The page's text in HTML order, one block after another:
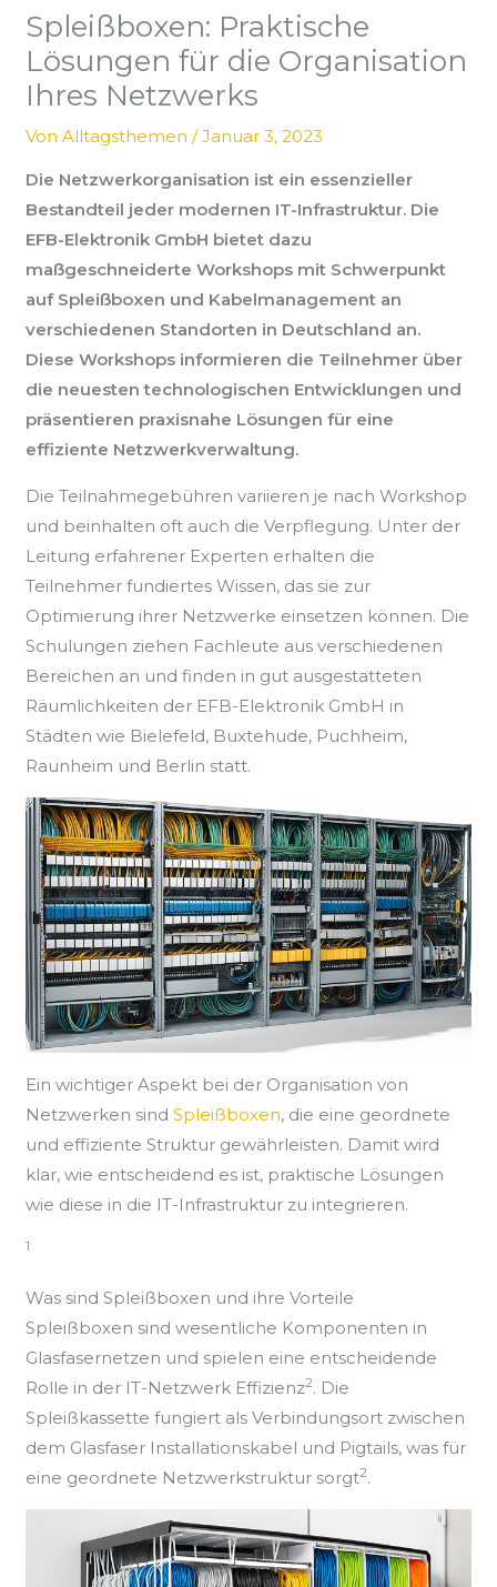
Spleißboxen: Praktische
Lösungen für die Organisation
Ihres Netzwerks
VonAlltagsthemen/Januar 3, 2023
Die Netzwerkorganisation ist ein essenzieller
Bestandteil jeder modernen IT-Infrastruktur. Die
EFB-Elektronik GmbH bietet dazu
maßgeschneiderte Workshops mit Schwerpunkt
auf Spleißboxen und Kabelmanagement an
verschiedenen Standorten in Deutschland an.
Diese Workshops informieren die Teilnehmer über
die neuesten technologischen Entwicklungen und
präsentieren praxisnahe Lösungen für eine
effiziente Netzwerkverwaltung.
Die Teilnahmegebühren variieren je nach Workshop
und beinhalten oft auch die Verpflegung. Unter der
Leitung erfahrener Experten erhalten die
Teilnehmer fundiertes Wissen, das sie zur
Optimierung ihrer Netzwerke einsetzen können. Die
Schulungen ziehen Fachleute aus verschiedenen
Bereichen an und finden in gut ausgestatteten
Räumlichkeiten der EFB-Elektronik GmbH in
Städten wie Bielefeld, Buxtehude, Puchheim,
Raunheim und Berlin statt.
Ein wichtiger Aspekt bei der Organisation von
Netzwerken sindSpleißboxen, die eine geordnete
und effiziente Struktur gewährleisten. Damit wird
klar, wie entscheidend es ist, praktische Lösungen
wie diese in die IT-Infrastruktur zu integrieren.
1
Was sind Spleißboxen und ihre Vorteile
Spleißboxen sind wesentliche Komponenten in
Glasfasernetzen und spielen eine entscheidende
Rolle in der IT-Netzwerk Effizienz2. Die
Spleißkassette fungiert als Verbindungsort zwischen
dem Glasfaser Installationskabel und Pigtails, was für
eine geordnete Netzwerkstruktur sorgt2.